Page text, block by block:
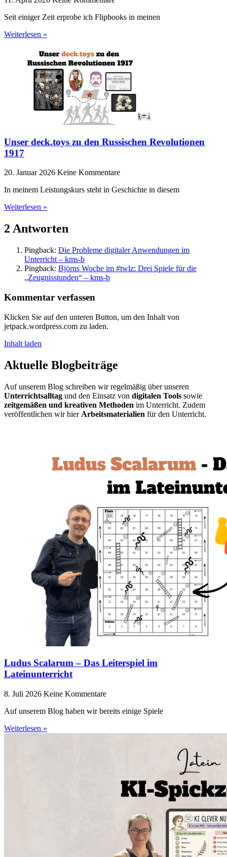
Seit einiger Zeit erprobe ich Flipbooks in meinen
Weiterlesen »
Unser deck.toys zu den Russischen Revolutionen
1917
20. Januar 2026 Keine Kommentare
In meinem Leistungskurs steht in Geschichte in diesem
Weiterlesen »
2 Antworten
Pingback: Die Probleme digitaler Anwendungen im
Unterricht – kms-b
Pingback: Björns Woche im #twlz: Drei Spiele für die
„Zeugnisstunden“ – kms-b
Kommentar verfassen
Klicken Sie auf den unteren Button, um den Inhalt von
jetpack.wordpress.com zu laden.
Inhalt laden
Aktuelle Blogbeiträge
Auf unserem Blog schreiben wir regelmäßig über unseren
Unterrichtsalltag und den Einsatz von digitalen Tools sowie
zeitgemäßen und kreativen Methoden im Unterricht. Zudem
veröffentlichen wir hier Arbeitsmaterialien für den Unterricht.
Ludus Scalarum – Das Leiterspiel im
Lateinunterricht
8. Juli 2026 Keine Kommentare
Auf unserem Blog haben wir bereits einige Spiele
Weiterlesen »